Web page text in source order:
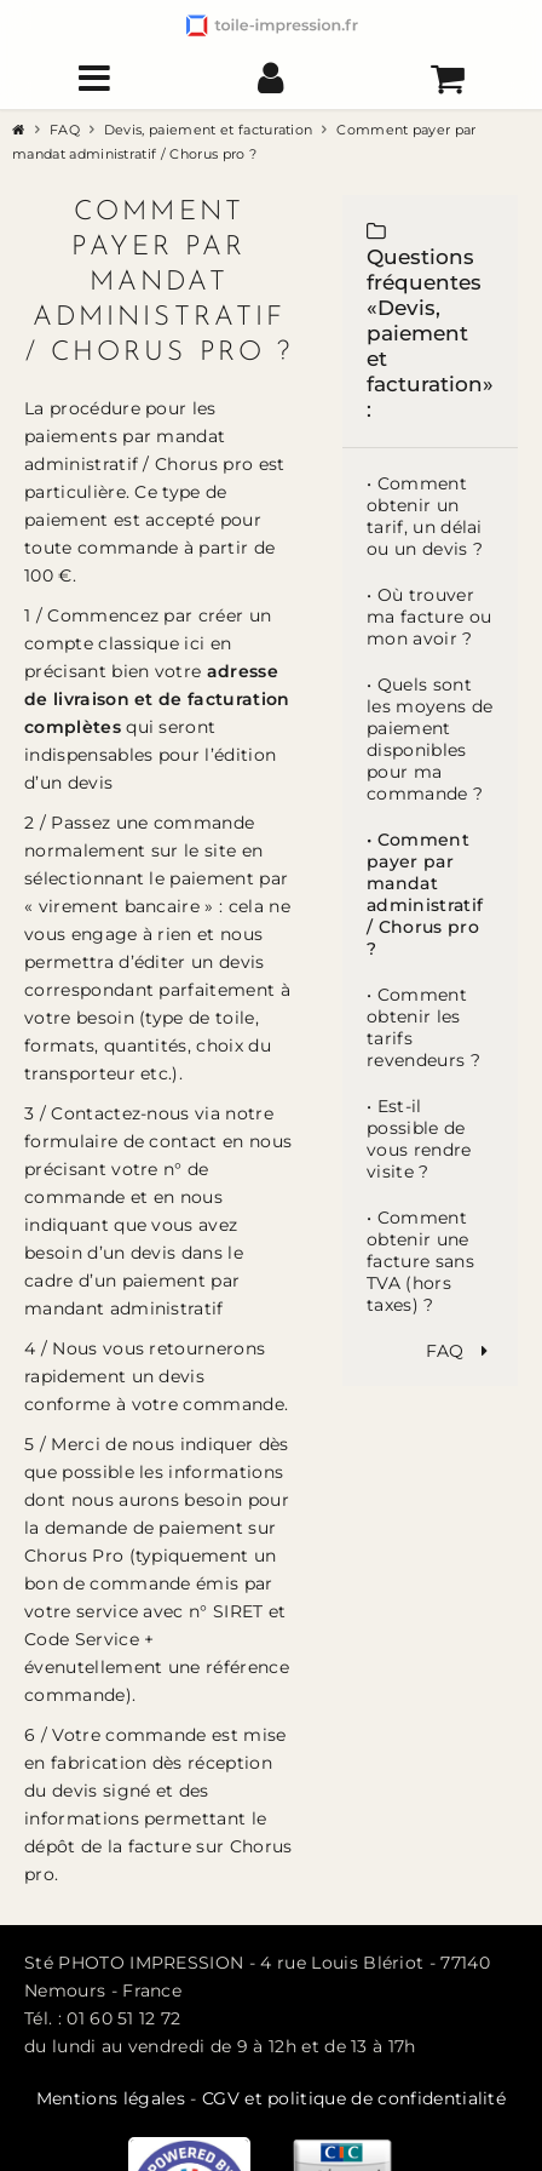
FAQ Devis, paiement et facturation
Comment payer par
mandat administratif / Chorus pro ?
COMMENT
PAYER PAR
MANDAT
ADMINISTRATIF
/ CHORUS PRO ?
La procédure pour les
paiements par mandat
administratif / Chorus pro est
particulière. Ce type de
paiement est accepté pour
toute commande à partir de
100 €.
1 / Commencez par créer un
compte classique ici en
précisant bien votre adresse
de livraison et de facturation
complètesqui seront
indispensables pour l’édition
d’un devis
2 / Passez une commande
normalement sur le site en
sélectionnant le paiement par
« virement bancaire » : cela ne
vous engage à rien et nous
permettra d’éditer un devis
correspondant parfaitement à
votre besoin (type de toile,
formats, quantités, choix du
transporteur etc.).
3 / Contactez-nous via notre
formulaire de contact en nous
précisant votre n° de
commande et en nous
indiquant que vous avez
besoin d’un devis dans le
cadre d’un paiement par
mandant administratif
4 / Nous vous retournerons
rapidement un devis
conforme à votre commande.
5 / Merci de nous indiquer dès
que possible les informations
dont nous aurons besoin pour
la demande de paiement sur
Chorus Pro (typiquement un
bon de commande émis par
votre service avec n° SIRET et
Code Service +
évenutellement une référence
commande).
6 / Votre commande est mise
en fabrication dès réception
du devis signé et des
informations permettant le
dépôt de la facture sur Chorus
pro.
Questions
fréquentes
«Devis,
paiement
et
facturation»
:
• Comment
obtenir un
tarif, un délai
ou un devis ?
• Où trouver
ma facture ou
mon avoir ?
• Quels sont
les moyens de
paiement
disponibles
pour ma
commande ?
• Comment
payer par
mandat
administratif
/ Chorus pro
?
• Comment
obtenir les
tarifs
revendeurs ?
• Est-il
possible de
vous rendre
visite ?
• Comment
obtenir une
facture sans
TVA (hors
taxes) ?
FAQ
Sté PHOTO IMPRESSION - 4 rue Louis Blériot - 77140
Nemours - France
Tél. : 01 60 51 12 72
du lundi au vendredi de 9 à 12h et de 13 à 17h
Mentions légales - CGV et politique de confidentialité